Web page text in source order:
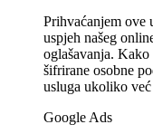
Prihvaćanjem ove
uspjeh našeg
oglašavanja.
šifrirane osobne
usluga ukoliko
Google Ads